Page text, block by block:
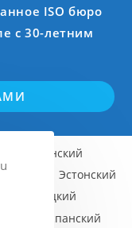
ISO бюро
с 30-летним
Финский
Эстонский
Немецкий
Испанский